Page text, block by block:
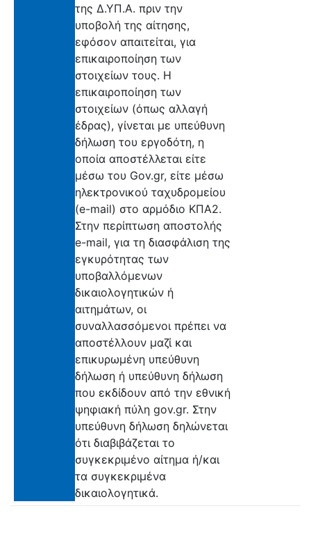
της Δ.ΥΠ.Α. πριν την
υποβολή της αίτησης,
εφόσον απαιτείται, για
επικαιροποίηση των
στοιχείων τους. Η
επικαιροποίηση των
στοιχείων (όπως αλλαγή
έδρας), γίνεται με υπεύθυνη
δήλωση του εργοδότη, η
οποία αποστέλλεται είτε
μέσω του Gov.gr, είτε μέσω
ηλεκτρονικού ταχυδρομείου
(e-mail) στο αρμόδιο ΚΠΑ2.
Στην περίπτωση αποστολής
e-mail, για τη διασφάλιση της
εγκυρότητας των
υποβαλλόμενων
δικαιολογητικών ή
αιτημάτων, οι
συναλλασσόμενοι πρέπει να
αποστέλλουν μαζί και
επικυρωμένη υπεύθυνη
δήλωση ή υπεύθυνη δήλωση
που εκδίδουν από την εθνική
ψηφιακή πύλη gov.gr. Στην
υπεύθυνη δήλωση δηλώνεται
ότι διαβιβάζεται το
συγκεκριμένο αίτημα ή/και
τα συγκεκριμένα
δικαιολογητικά.